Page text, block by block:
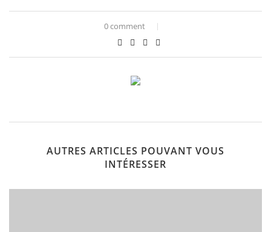
0 comment
AUTRES ARTICLES POUVANT VOUS
INTÉRESSER